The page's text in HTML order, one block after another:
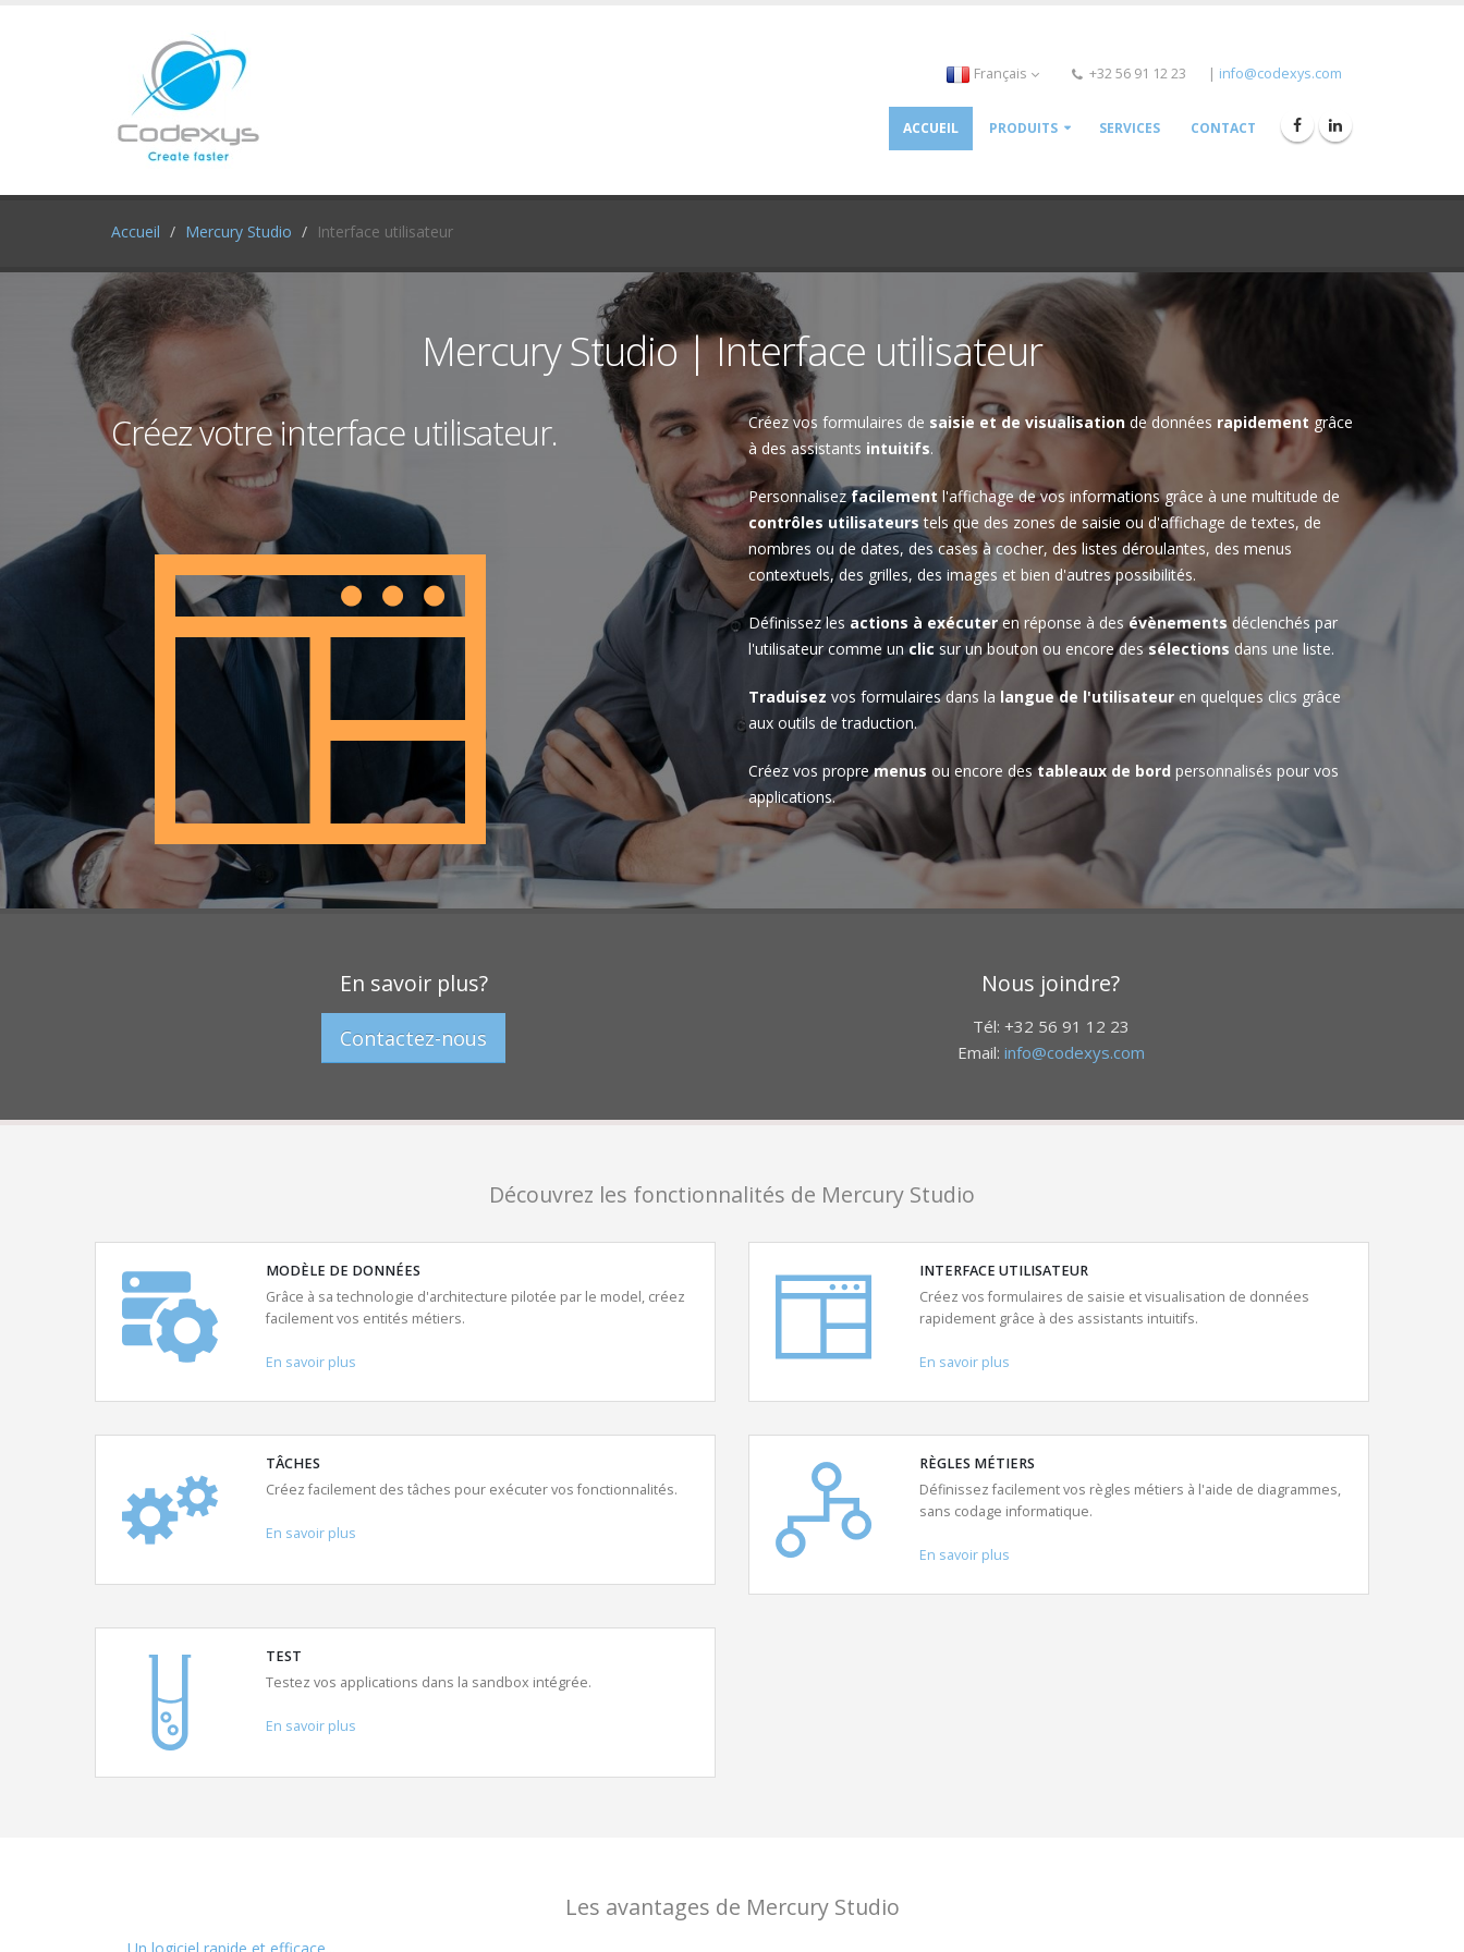
Français +32 56 91 12 23 | info@codexys.com
ACCUEIL PRODUITS SERVICES CONTACT
Accueil Mercury Studio Interface utilisateur
Mercury Studio | Interface utilisateur
Créez votre interface utilisateur. Créez vos formulaires de saisie et de visualisation de données rapidement grâce
à des assistants intuitifs.
Personnalisezfacilement l'affichage de vos informations grâce à une multitude de
contrôles utilisateurs tels que des zones de saisie ou d'affichage de textes, de
nombres ou de dates, des cases à cocher, des listes déroulantes, des menus
contextuels, des grilles, des images et bien d'autres possibilités.
Définissez les actions à exécuteren réponse à desévènementsdéclenchés par
l'utilisateur comme unclic sur un bouton ou encore dessélections dans une liste.
Traduisez vos formulaires dans la langue de l'utilisateur en quelques clics grâce
aux outils de traduction.
Créez vos propremenus ou encore destableaux de bord personnalisés pour vos
applications.
En savoir plus?
Contactez-nous
Nous joindre?
Tél: +32 56 91 12 23
Email: info@codexys.com
Découvrez les fonctionnalités de Mercury Studio
MODÈLE DE DONNÉES
Grâce à sa technologie d'architecture pilotée par le model, créez
facilement vos entités métiers.
En savoir plus
INTERFACE UTILISATEUR
Créez vos formulaires de saisie et visualisation de données
rapidement grâce à des assistants intuitifs.
En savoir plus
TÂCHES
Créez facilement des tâches pour exécuter vos fonctionnalités.
En savoir plus
RÈGLES MÉTIERS
Définissez facilement vos règles métiers à l'aide de diagrammes,
sans codage informatique.
En savoir plus
TEST
Testez vos applications dans la sandbox intégrée.
En savoir plus
Les avantages de Mercury Studio